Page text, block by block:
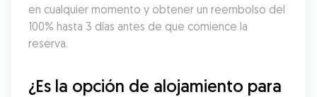
en cualquier momento y obtener un reembolso del
100% hasta 3 días antes de que comience la
reserva.
¿Es la opción de alojamiento para